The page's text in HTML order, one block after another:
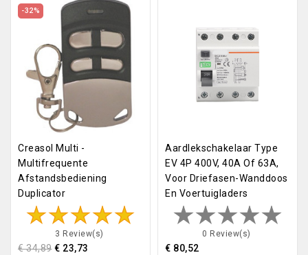
Creasol Multi -
Multifrequente
Afstandsbediening
Duplicator
3 Review(s)
€ 34,89 € 23,73
-32%
Aardlekschakelaar Type
EV 4P 400V, 40A Of 63A,
Voor Driefasen-Wanddoos
En Voertuigladers
0 Review(s)
€ 80,52